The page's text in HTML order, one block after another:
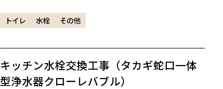
トイレ 水栓 その他
キッチン水栓交換工事（タカギ蛇口一体
型浄水器クローレバブル）